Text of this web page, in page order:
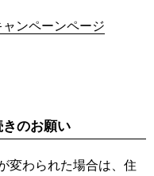
ャンペーンページ
のお願い
変わられた場合は、住